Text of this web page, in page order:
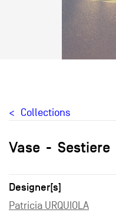
Collections
Vase Sestiere
Designer[s]
Patricia URQUIOLA